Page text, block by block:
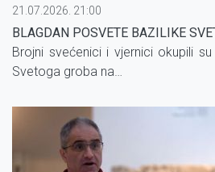
21.07.2026. 21:00
BLAGDAN POSVETE BAZILIKE
Brojni svećenici i vjernici okupili
Svetoga groba na
sadašnjem obliku.